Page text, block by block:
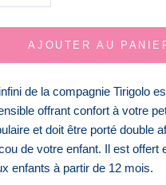
AJOUTER AU
de la compagnie Tirigolo
offrant confort à votre
et doit être porté double
de votre enfant. Il est offert
enfants à partir de 12 mois.